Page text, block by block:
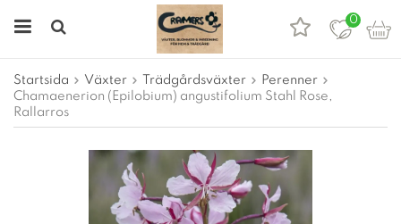
0
Startsida Växter Trädgårdsväxter
Perenner
Chamaenerion (Epilobium) angustifolium Stahl Rose,
Rallarros